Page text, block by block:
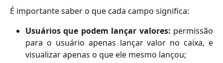
É importante saber o que cada campo significa:
Usuários que podem lançar valores: permissão
para o usuário apenas lançar valor no caixa, e
visualizar apenas o que ele mesmo lançou;